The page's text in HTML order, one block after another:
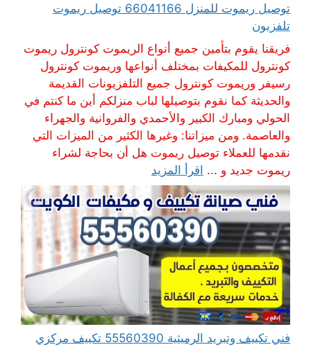
توصيل ريموت للمنزل 66041166 توصيل ريموت
تلفزيون
فريقنا يقوم بتأمين جميع أنواع الريموت كونترول ريموت
كونترول للمكيفات بمختلف أنواعها وريموت كونترول
رسيفر وريموت كونترول جميع التلفزيونات القديمة
والحديثة كما نقوم بتوصيلها لباب منزلكم أين ما كنتم في
الحولي ومبارك الكبير والأحمدي والفروانية والجهراء
والعاصمة. ومن ميزاتنا: وغيرها الكثير من الميزات التي
نقدمها للعملاء توصيل ريموت هل أن بحاجة لشراء
ريموت جديد و ... اقرأ المزيد
فني تكييف وتبريد الرميثية 55560390 تكييف مركزي